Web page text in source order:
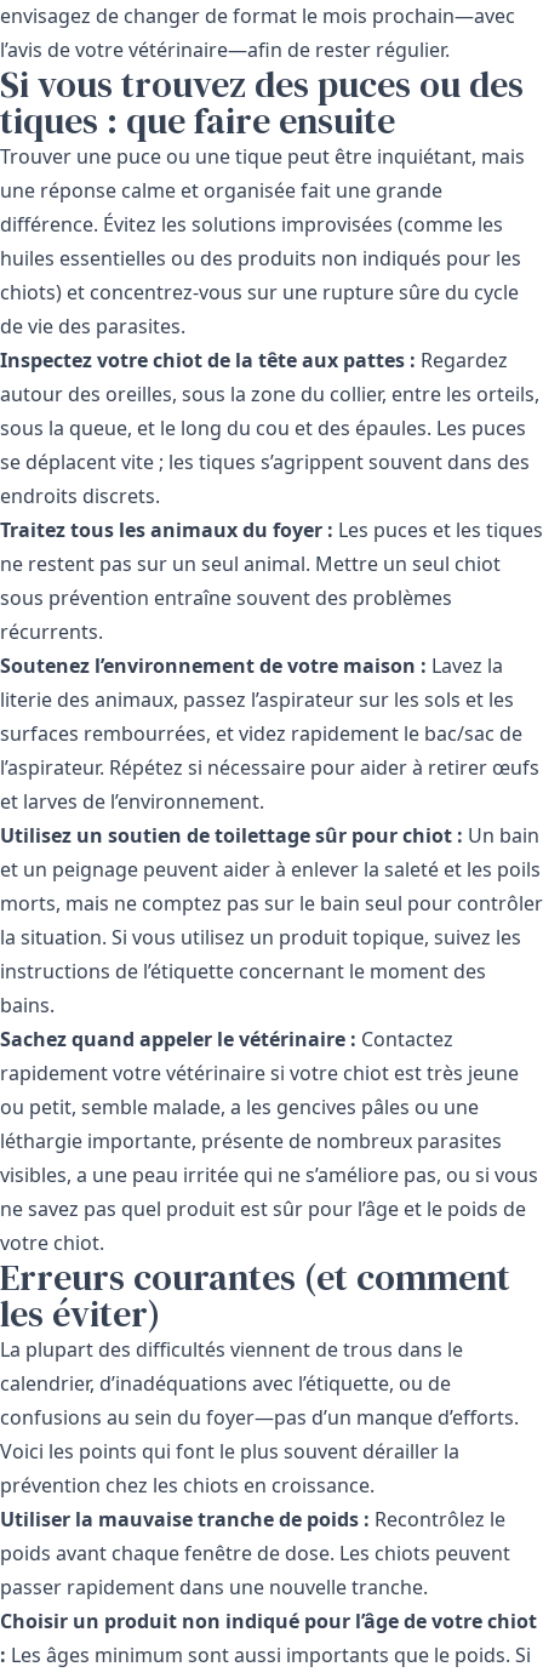
envisagez de changer de format le mois prochain—avec
l’avis de votre vétérinaire—afin de rester régulier.
Si vous trouvez des puces ou des
tiques : que faire ensuite
Trouver une puce ou une tique peut être inquiétant, mais
une réponse calme et organisée fait une grande
différence. Évitez les solutions improvisées (comme les
huiles essentielles ou des produits non indiqués pour les
chiots) et concentrez-vous sur une rupture sûre du cycle
de vie des parasites.
Inspectez votre chiot de la tête aux pattes : Regardez
autour des oreilles, sous la zone du collier, entre les orteils,
sous la queue, et le long du cou et des épaules. Les puces
se déplacent vite ; les tiques s’agrippent souvent dans des
endroits discrets.
Traitez tous les animaux du foyer : Les puces et les tiques
ne restent pas sur un seul animal. Mettre un seul chiot
sous prévention entraîne souvent des problèmes
récurrents.
Soutenez l’environnement de votre maison : Lavez la
literie des animaux, passez l’aspirateur sur les sols et les
surfaces rembourrées, et videz rapidement le bac/sac de
l’aspirateur. Répétez si nécessaire pour aider à retirer œufs
et larves de l’environnement.
Utilisez un soutien de toilettage sûr pour chiot : Un bain
et un peignage peuvent aider à enlever la saleté et les poils
morts, mais ne comptez pas sur le bain seul pour contrôler
la situation. Si vous utilisez un produit topique, suivez les
instructions de l’étiquette concernant le moment des
bains.
Sachez quand appeler le vétérinaire : Contactez
rapidement votre vétérinaire si votre chiot est très jeune
ou petit, semble malade, a les gencives pâles ou une
léthargie importante, présente de nombreux parasites
visibles, a une peau irritée qui ne s’améliore pas, ou si vous
ne savez pas quel produit est sûr pour l’âge et le poids de
votre chiot.
Erreurs courantes (et comment
les éviter)
La plupart des difficultés viennent de trous dans le
calendrier, d’inadéquations avec l’étiquette, ou de
confusions au sein du foyer—pas d’un manque d’efforts.
Voici les points qui font le plus souvent dérailler la
prévention chez les chiots en croissance.
Utiliser la mauvaise tranche de poids : Recontrôlez le
poids avant chaque fenêtre de dose. Les chiots peuvent
passer rapidement dans une nouvelle tranche.
Choisir un produit non indiqué pour l’âge de votre chiot
: Les âges minimum sont aussi importants que le poids. Si